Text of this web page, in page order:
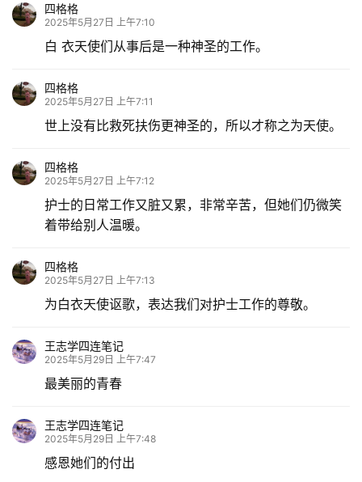
四格格
2025年5月27日 上午7:10
白 衣天使们从事后是一种神圣的工作。
四格格
2025年5月27日 上午7:11
世上没有比救死扶伤更神圣的，所以才称之为天使。
四格格
2025年5月27日 上午7:12
护士的日常工作又脏又累，非常辛苦，但她们仍微笑
着带给别人温暖。
四格格
2025年5月27日 上午7:13
为白衣天使讴歌，表达我们对护士工作的尊敬。
王志学四连笔记
2025年5月29日 上午7:47
最美丽的青春
王志学四连笔记
2025年5月29日 上午7:48
感恩她们的付出